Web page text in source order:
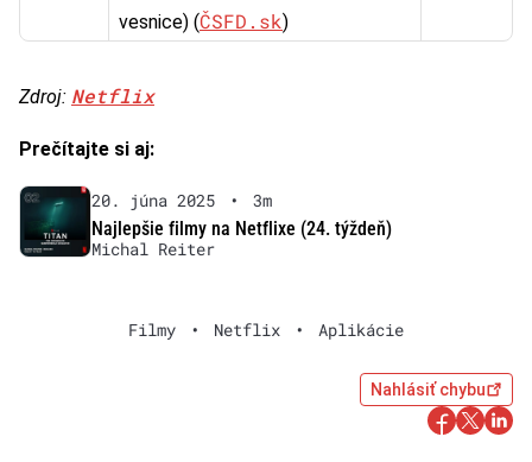
vesnice) (ČSFD.sk)
Zdroj: Netflix
Prečítajte si aj:
20. júna 2025 •
3m
Najlepšie filmy na Netflixe (24. týždeň)
Michal Reiter
Filmy • Netflix • Aplikácie
Nahlásiť chybu